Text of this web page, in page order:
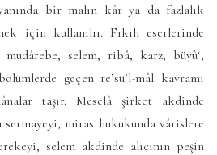
bir malın kâr ya da fazlalık
için kullanılır. Fıkıh eserlerinde
selem, ribâ, karz, büyû‘,
geçen re’sü’l-mâl kavramı
taşır. Meselâ şirket akdinde
miras hukukunda vârislere
selem akdinde alıcının peşin